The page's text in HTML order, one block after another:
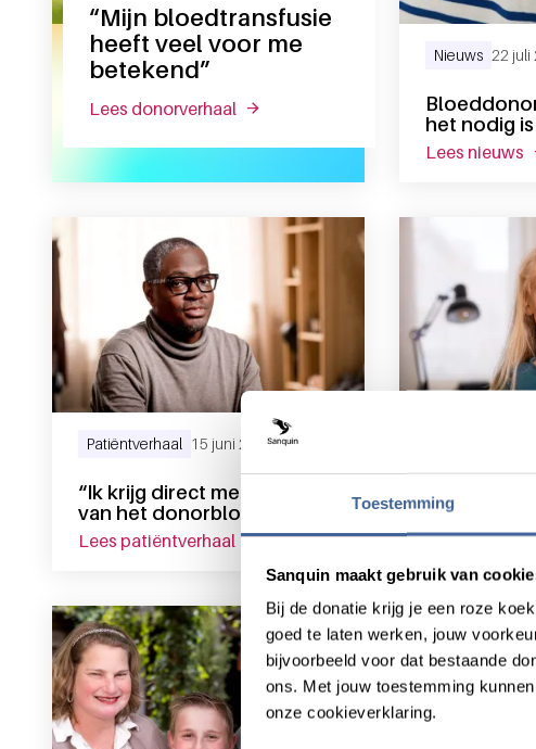
Toestemming
Sanquin maakt gebruik van
Bij de donatie krijg je een roze
goed te laten werken, jouw
bijvoorbeeld voor dat bestaande
ons. Met jouw toestemming
onze cookieverklaring.
“Mijn bloedtransfusie
heeft veel voor me
betekend”
lees donorverhaal over “mijn bloedtransfusie heeft veel
het nodig is
Nieuws 22 juli
lees nieuws
“Ik krijg direct meer energie
van het donorbloed”
Patiëntverhaal 15 juni 2026
lees patiëntverhaal over “ik krijg direct meer energie van
“Toen ik
ik weer
lees